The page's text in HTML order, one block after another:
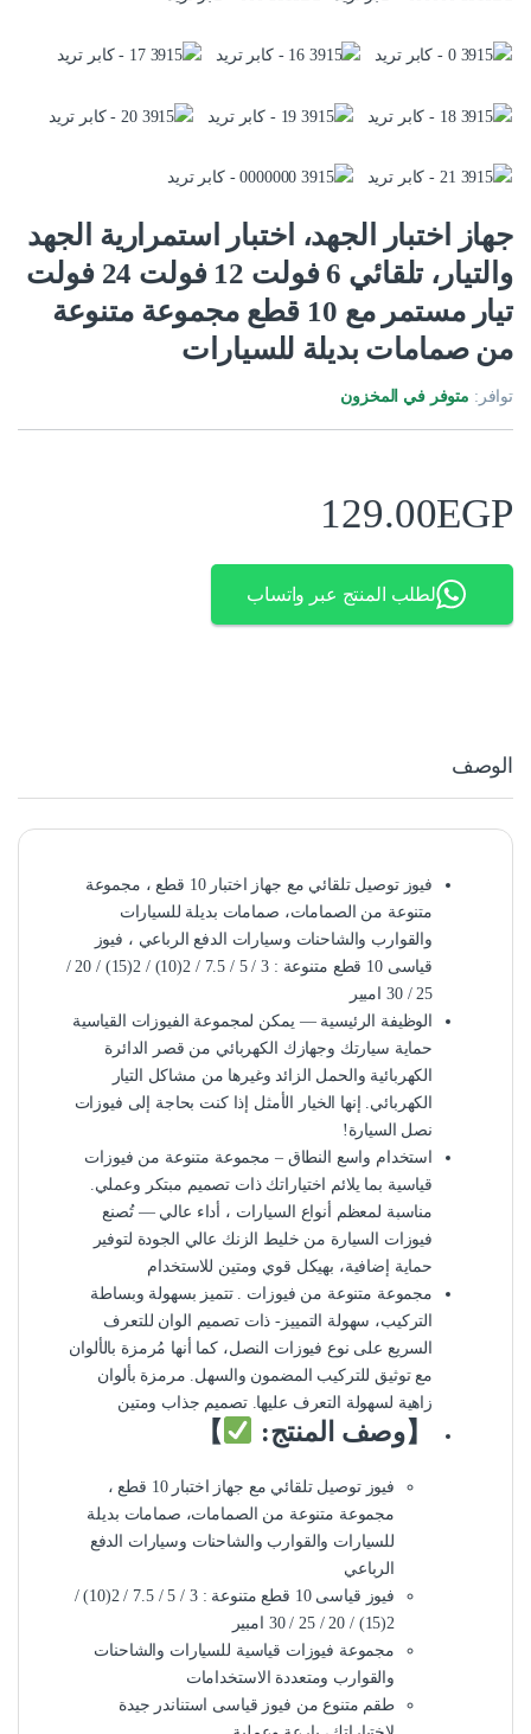
جهاز اختبار الجهد، اختبار استمرارية الجهد
والتيار، تلقائي 6 فولت 12 فولت 24 فولت
تيار مستمر مع 10 قطع مجموعة متنوعة
من صمامات بديلة للسيارات
توافر: متوفر في المخزون
129.00EGP
لطلب المنتج عبر واتساب
الوصف
فيوز توصيل تلقائي مع جهاز اختبار 10 قطع ، مجموعة
متنوعة من الصمامات، صمامات بديلة للسيارات
والقوارب والشاحنات وسيارات الدفع الرباعي ، فيوز
قياسى 10 قطع متنوعة : 3 / 5 / 7.5 / 2(10) / 2(15) / 20 /
25 / 30 امبير
الوظيفة الرئيسية — يمكن لمجموعة الفيوزات القياسية
حماية سيارتك وجهازك الكهربائي من قصر الدائرة
الكهربائية والحمل الزائد وغيرها من مشاكل التيار
الكهربائي. إنها الخيار الأمثل إذا كنت بحاجة إلى فيوزات
نصل السيارة!
استخدام واسع النطاق – مجموعة متنوعة من فيوزات
قياسية بما يلائم اختياراتك ذات تصميم مبتكر وعملي.
مناسبة لمعظم أنواع السيارات ، أداء عالي — تُصنع
فيوزات السيارة من خليط الزنك عالي الجودة لتوفير
حماية إضافية، بهيكل قوي ومتين للاستخدام
مجموعة متنوعة من فيوزات . تتميز بسهولة وبساطة
التركيب، سهولة التمييز- ذات تصميم الوان للتعرف
السريع على نوع فيوزات النصل، كما أنها مُرمزة بالألوان
مع توثيق للتركيب المضمون والسهل. مرمزة بألوان
زاهية لسهولة التعرف عليها. تصميم جذاب ومتين
【وصف المنتج: 】
فيوز توصيل تلقائي مع جهاز اختبار 10 قطع ،
مجموعة متنوعة من الصمامات، صمامات بديلة
للسيارات والقوارب والشاحنات وسيارات الدفع
الرباعي
فيوز قياسى 10 قطع متنوعة : 3 / 5 / 7.5 / 2(10) /
2(15) / 20 / 25 / 30 امبير
مجموعة فيوزات قياسية للسيارات والشاحنات
والقوارب ومتعددة الاستخدامات
طقم متنوع من فيوز قياسى استناندر جيدة